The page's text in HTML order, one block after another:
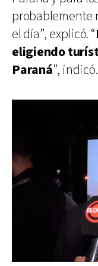
probablemente
el día”, explicó. “
eligiendo
Paraná”, indicó.